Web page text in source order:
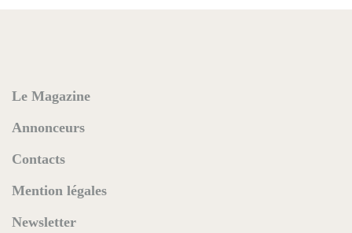
Le Magazine
Annonceurs
Contacts
Mention légales
Newsletter